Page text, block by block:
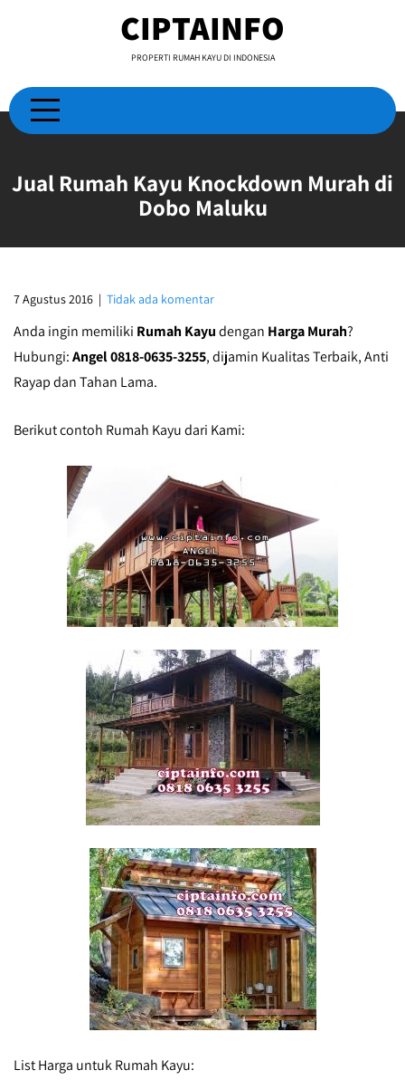
CIPTAINFO
PROPERTI RUMAH KAYU DI INDONESIA
Jual Rumah Kayu Knockdown Murah di
Dobo Maluku
7 Agustus 2016 | Tidak ada komentar
Anda ingin memiliki Rumah Kayudengan Harga Murah?
Hubungi:Angel 0818-0635-3255, dijamin Kualitas Terbaik, Anti
Rayap dan Tahan Lama.
Berikut contoh Rumah Kayu dari Kami:
List Harga untuk Rumah Kayu: